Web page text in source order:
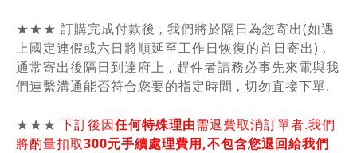
★★★ 訂購完成付款後 , 我們將於隔日為您寄出(如遇
上國定連假或六日將順延至工作日恢復的首日寄出) ,
通常寄出後隔日到達府上 , 趕件者請務必事先來電與我
們連繫溝通能否符合您要的指定時間 , 切勿直接下單.
★★★ 下訂後因任何特殊理由需退費取消訂單者.我們
將酌量扣取300元手續處理費用,不包含您退回給我們